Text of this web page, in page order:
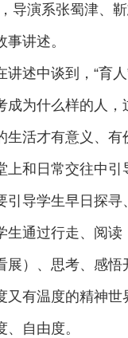
导演系张蜀津、
讲述。
讲述中谈到，“育人
成为什么样的人，
生活才有意义、有
上和日常交往中引
引导学生早日探寻
生通过行走、阅读
展）、思考、感悟
又有温度的精神世
、自由度。